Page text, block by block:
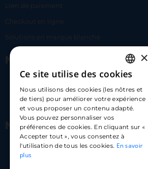
Lien de paiement
Checkout en ligne
Solutions en marque blanche
Nous contacter
hello@carloapp.com
Nous suivre
Carlo App | Instagram
FRENCH
ENGLISH
SPANISH
×
Ce site utilise des cookies
Nous utilisons des cookies (les nôtres et
de tiers) pour améliorer votre expérience
et vous proposer un contenu adapté.
Vous pouvez personnaliser vos
préférences de cookies. En cliquant sur «
Accepter tout », vous consentez à
l'utilisation de tous les cookies. En savoir
plus